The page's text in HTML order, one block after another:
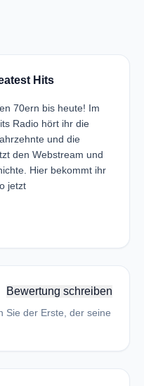
Hits
70ern bis heute! Im
Radio hört ihr die
und die
den Webstream und
Hier bekommt ihr
jetzt
Bewertung schreiben
Sie der Erste, der seine